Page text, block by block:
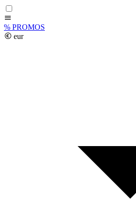
% PROMOS
eur